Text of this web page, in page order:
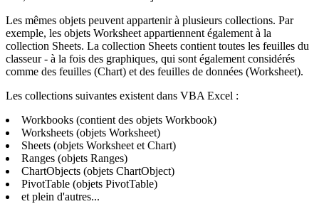
Les mêmes objets peuvent appartenir à plusieurs collections. Par
exemple, les objets Worksheet appartiennent également à la
collection Sheets. La collection Sheets contient toutes les feuilles du
classeur - à la fois des graphiques, qui sont également considérés
comme des feuilles (Chart) et des feuilles de données (Worksheet).
Les collections suivantes existent dans VBA Excel :
Workbooks (contient des objets Workbook)
Worksheets (objets Worksheet)
Sheets (objets Worksheet et Chart)
Ranges (objets Ranges)
ChartObjects (objets ChartObject)
PivotTable (objets PivotTable)
et plein d'autres...